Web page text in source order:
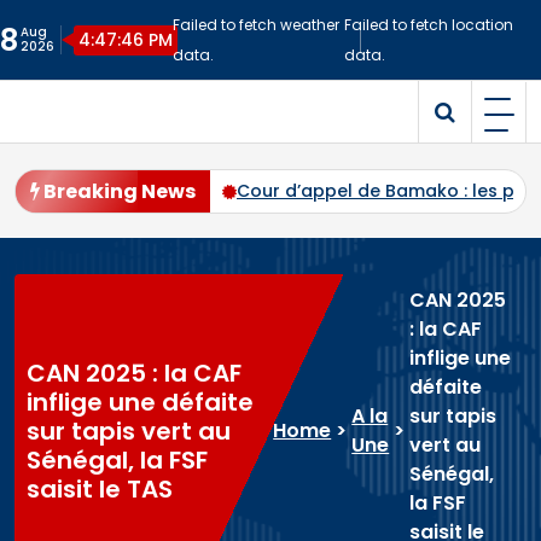
to
8 Aug
2026
4:47:47 PM
Failed to fetch weather
data.
Failed to fetch location
data.
Breaking News
plus de 94 % des voix Cour d’appel de Bamako : les
CAN 2025 : la CAF
inflige une défaite
sur tapis vert au
Sénégal, la FSF
saisit le TAS
Home >
A la
Une
>
CAN 2025
: la CAF
inflige une
défaite
sur tapis
vert au
Sénégal,
la FSF
saisit le